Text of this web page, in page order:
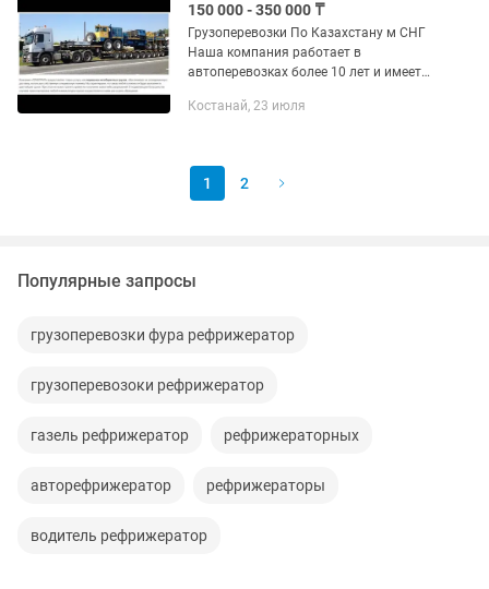
150 000 - 350 000 ₸
Грузоперевозки По Казахстану м СНГ
Наша компания работает в
автоперевозках более 10 лет и имеет
Предоставляем все виды документов.
Костанай, 23 июля
1 2
Популярные запросы
грузоперевозки фура рефрижератор
грузоперевозоки рефрижератор
газель рефрижератор рефрижераторных
авторефрижератор рефрижераторы
водитель рефрижератор